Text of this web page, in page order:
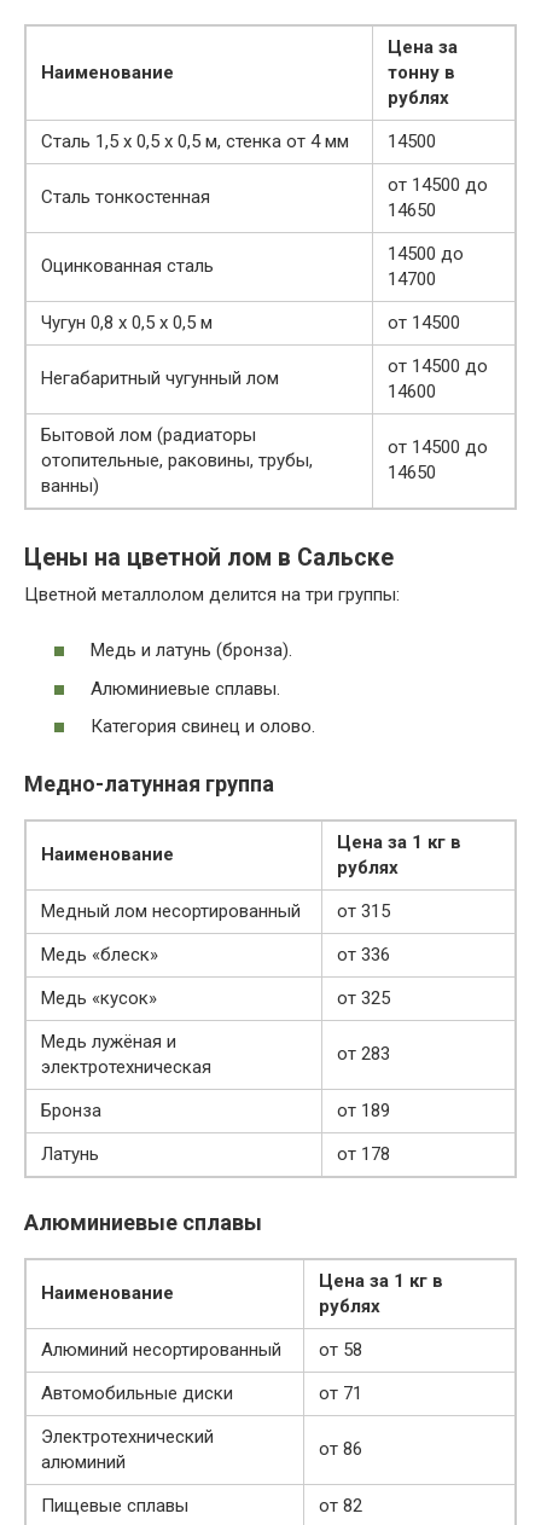
Наименование
Цена за
тонну в
рублях
Сталь 1,5 х 0,5 х 0,5 м, стенка от 4 мм
14500
Сталь тонкостенная
от 14500 до
14650
Оцинкованная сталь
14500 до
14700
Чугун 0,8 х 0,5 х 0,5 м
от 14500
Негабаритный чугунный лом
от 14500 до
14600
Бытовой лом (радиаторы
отопительные, раковины, трубы,
ванны)
от 14500 до
14650
Цены на цветной лом в Сальске
Цветной металлолом делится на три группы:
Медь и латунь (бронза).
Алюминиевые сплавы.
Категория свинец и олово.
Медно-латунная группа
Наименование
Цена за 1 кг в
рублях
Медный лом несортированный
от 315
Медь «блеск»
от 336
Медь «кусок»
от 325
Медь лужёная и
электротехническая
от 283
Бронза
от 189
Латунь
от 178
Алюминиевые сплавы
Наименование
Цена за 1 кг в
рублях
Алюминий несортированный
от 58
Автомобильные диски
от 71
Электротехнический
алюминий
от 86
Пищевые сплавы от 82